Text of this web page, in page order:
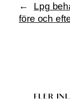
←
Lpg
före och
FLER